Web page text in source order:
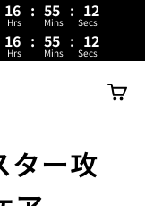
16 : 55 : 10
Hrs Mins Secs
16 : 55 : 10
Hrs Mins Secs
장바
ター攻